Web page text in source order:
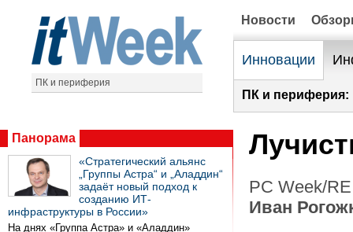
ПК и периферия
Новости
Инновации
ПК и периферия:
Панорама
«Стратегический альянс
„Группы Астра“ и „Аладдин“
задаёт новый подход к
созданию ИТ-
инфраструктуры в России»
На днях «Группа Астра» и «Аладдин»
PC Week/
Иван